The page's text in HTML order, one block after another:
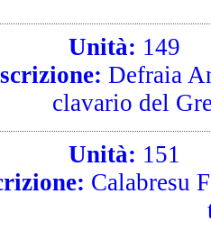
Unità: 149
Defraia
clavario del
Unità: 151
Calabresu